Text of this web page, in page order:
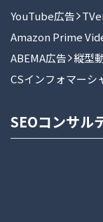
YouTube広告
Amazon Prime
ABEMA広告 縦型
CSインフォマーシ
SEOコンサル